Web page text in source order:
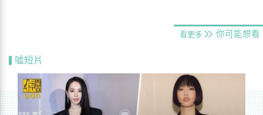
看更多 你可能想看
噓短片